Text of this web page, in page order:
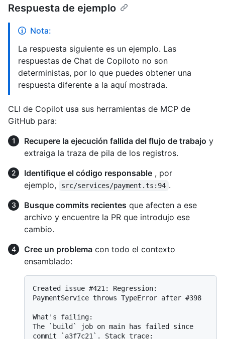
Respuesta de ejemplo
Nota:
La respuesta siguiente es un ejemplo. Las
respuestas de Chat de Copiloto no son
deterministas, por lo que puedes obtener una
respuesta diferente a la aquí mostrada.
CLI de Copilot usa sus herramientas de MCP de
GitHub para:
Recupere la ejecución fallida del flujo de trabajo y
extraiga la traza de pila de los registros.
Identifique el código responsable , por
ejemplo,
src/services/payment.ts:94 .
Busque commits recientes que afecten a ese
archivo y encuentre la PR que introdujo ese
cambio.
Cree un problema con todo el contexto
ensamblado:
Created issue #421: Regression:
PaymentService throws TypeError after #398
What's failing:
The `build` job on main has failed since
commit `a3f7c21`. Stack trace: